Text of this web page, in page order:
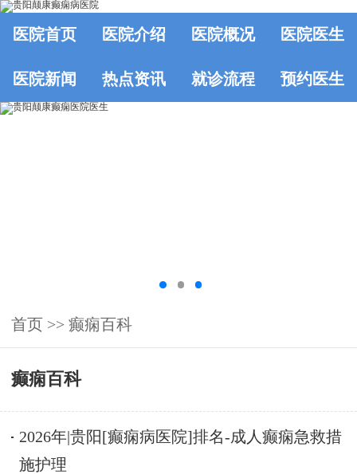
医院首页 医院介绍 医院概况 医院医生
医院新闻 热点资讯 就诊流程 预约医生
首页 >> 癫痫百科
癫痫百科
2026年|贵阳[癫痫病医院]排名-成人癫痫急救措
施护理